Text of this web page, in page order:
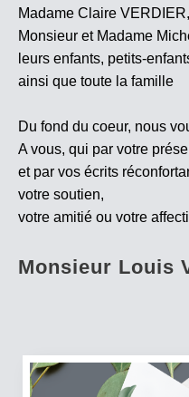
Madame Claire
Monsieur et Madame
leurs enfants, petits-
ainsi que toute la famille
Du fond du coeur, nous
A vous, qui par votre
et par vos écrits
votre soutien,
votre amitié ou votre
Monsieur Louis